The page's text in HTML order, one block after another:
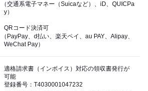
（交通系電子マネー（Suicaなど）、iD、QUICPa
y）
QRコード決済可
（PayPay、d払い、楽天ペイ、au PAY、Alipay、
WeChat Pay）
適格請求書（インボイス）対応の領収書発行が
可能
登録番号：T4030001047232